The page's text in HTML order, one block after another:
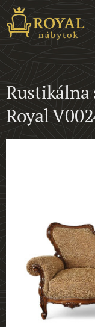
Rustikálna
Royal